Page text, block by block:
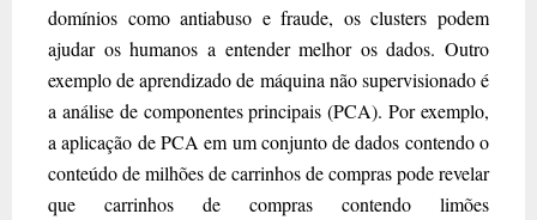
domínios como antiabuso e fraude, os clusters podem
ajudar os humanos a entender melhor os dados. Outro
exemplo de aprendizado de máquina não supervisionado é
a análise de componentes principais (PCA). Por exemplo,
a aplicação de PCA em um conjunto de dados contendo o
conteúdo de milhões de carrinhos de compras pode revelar
que carrinhos de compras contendo limões